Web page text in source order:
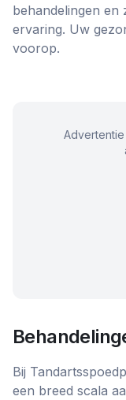
behandelingen
ervaring. Uw
voorop.
Bij
een breed scala